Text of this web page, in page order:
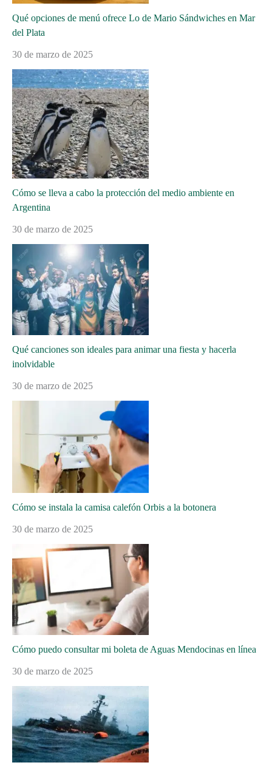
Qué opciones de menú ofrece Lo de Mario Sándwiches en Mar
del Plata
30 de marzo de 2025
Cómo se lleva a cabo la protección del medio ambiente en
Argentina
30 de marzo de 2025
Qué canciones son ideales para animar una fiesta y hacerla
inolvidable
30 de marzo de 2025
Cómo se instala la camisa calefón Orbis a la botonera
30 de marzo de 2025
Cómo puedo consultar mi boleta de Aguas Mendocinas en línea
30 de marzo de 2025